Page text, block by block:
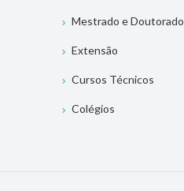
Mestrado e Doutorado
Extensão
Cursos Técnicos
Colégios